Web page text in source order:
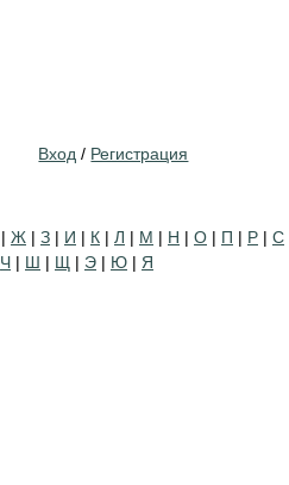
Вход / Регистрация
| Ж | З | И | К | Л | М | Н | О | П | Р | С
Ч | Ш | Щ | Э | Ю | Я